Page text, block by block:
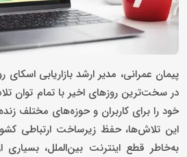
پیمان عمرانی، مدیر ارشد بازاریابی اسکای
در سخت‌ترین روزهای اخیر با تمام توان
خود را برای کاربران و حوزه‌های مختلف
این تلاش‌ها، حفظ زیرساخت ارتباطی
به‌خاطر قطع اینترنت بین‌الملل، بسیاری